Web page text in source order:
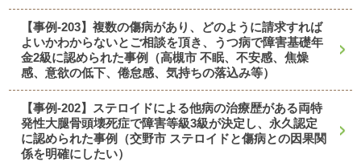
【事例-203】複数の傷病があり、どのように請求すれば
よいかわからないとご相談を頂き、うつ病で障害基礎年
金2級に認められた事例（高槻市 不眠、不安感、焦燥
感、意欲の低下、倦怠感、気持ちの落込み等）
【事例-202】ステロイドによる他病の治療歴がある両特
発性大腿骨頭壊死症で障害等級3級が決定し、永久認定
に認められた事例（交野市 ステロイドと傷病との因果関
係を明確にしたい）